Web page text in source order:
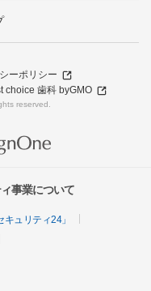
ーポリシー
choice 歯科 byGMO
reserved.
事業について
ュリティ24」